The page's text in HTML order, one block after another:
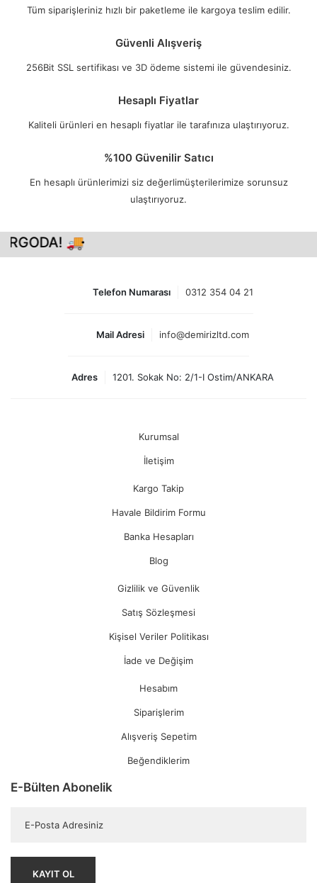
Tüm siparişleriniz hızlı bir paketleme ile kargoya teslim edilir.
Güvenli Alışveriş
256Bit SSL sertifikası ve 3D ödeme sistemi ile güvendesiniz.
Hesaplı Fiyatlar
Kaliteli ürünleri en hesaplı fiyatlar ile tarafınıza ulaştırıyoruz.
%100 Güvenilir Satıcı
En hesaplı ürünlerimizi siz değerlimüşterilerimize sorunsuz
ulaştırıyoruz.
🚚
Telefon Numarası 0312 354 04 21
Mail Adresi info@demirizltd.com
Adres 1201. Sokak No: 2/1-I Ostim/ANKARA
Kurumsal
İletişim
Kargo Takip
Havale Bildirim Formu
Banka Hesapları
Blog
Gizlilik ve Güvenlik
Satış Sözleşmesi
Kişisel Veriler Politikası
İade ve Değişim
Hesabım
Siparişlerim
Alışveriş Sepetim
Beğendiklerim
E-Bülten Abonelik
KAYIT OL